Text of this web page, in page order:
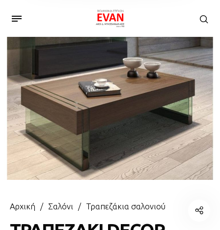
Αρχική / Σαλόνι / Τραπεζάκια σαλονιού